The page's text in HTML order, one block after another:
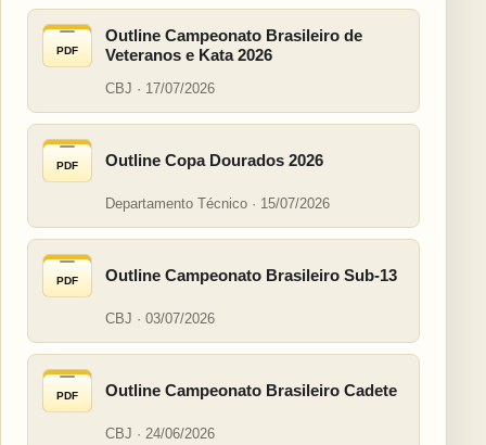
PDF
Outline Campeonato Brasileiro de
Veteranos e Kata 2026
CBJ · 17/07/2026
PDF Outline Copa Dourados 2026
Departamento Técnico · 15/07/2026
PDF Outline Campeonato Brasileiro Sub-13
CBJ · 03/07/2026
PDF Outline Campeonato Brasileiro Cadete
CBJ · 24/06/2026